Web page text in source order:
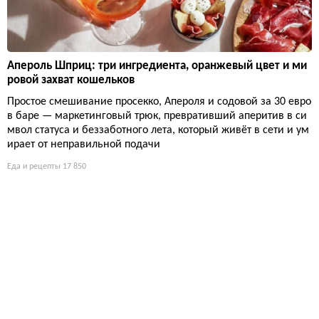
Апероль Шприц: три ингредиента, оранжевый цвет и ми
ровой захват кошельков
Простое смешивание просекко, Апероля и содовой за 30 евро
в баре — маркетинговый трюк, превративший аперитив в си
мвол статуса и беззаботного лета, который живёт в сети и ум
ирает от неправильной подачи
Еда и рецепты 17 850